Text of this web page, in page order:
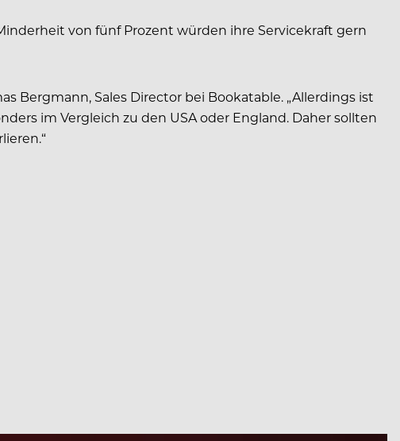
von fünf Prozent würden ihre Servicekraft gern
Bergmann, Sales Director bei Bookatable. „Allerdings ist
im Vergleich zu den USA oder England. Daher sollten